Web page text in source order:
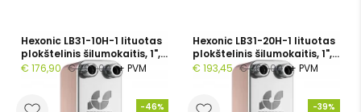
Hexonic LB31-10H-1 lituotas
plokštelinis šilumokaitis, 1",
10 plokštelių, PN 30
€ 176,90 € 290,00 + PVM
Hexonic LB31-20H-1 lituotas
plokštelinis šilumokaitis, 1",
20 plokštelių, PN 30
€ 193,45 € 365,00 + PVM
-46% -39%